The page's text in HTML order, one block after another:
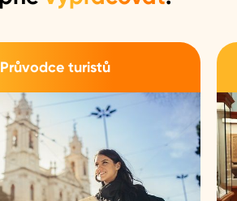
Průvodce turistů